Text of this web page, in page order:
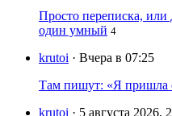
Просто переписка,
один умный 4
krutoi · Вчера в 07:25
Там пишут: «Я пришла
krutoi · 5 августа 2026,